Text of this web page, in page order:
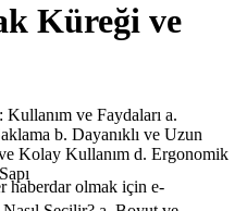
Küreği ve
ve Faydaları a.
b. Dayanıklı ve Uzun
Kolay Kullanım d. Ergonomik
haberdar olmak için e-